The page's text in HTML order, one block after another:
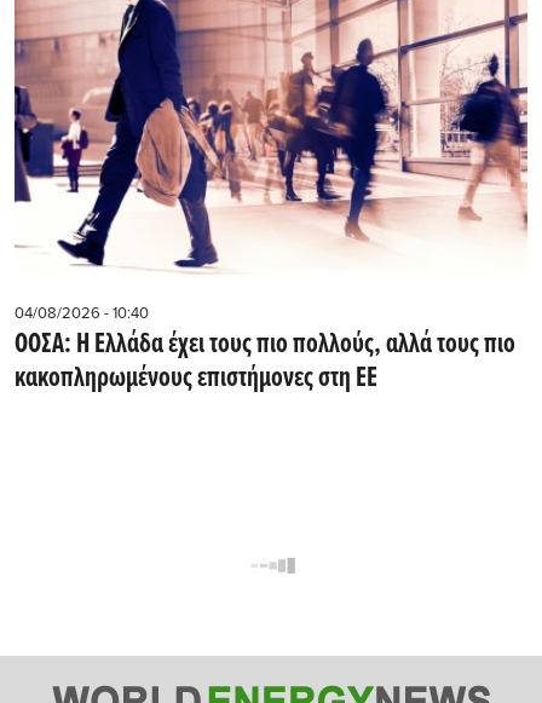
04/08/2026 - 10:40
ΟΟΣΑ: Η Ελλάδα έχει τους πιο πολλούς, αλλά τους πιο
κακοπληρωμένους επιστήμονες στη ΕΕ